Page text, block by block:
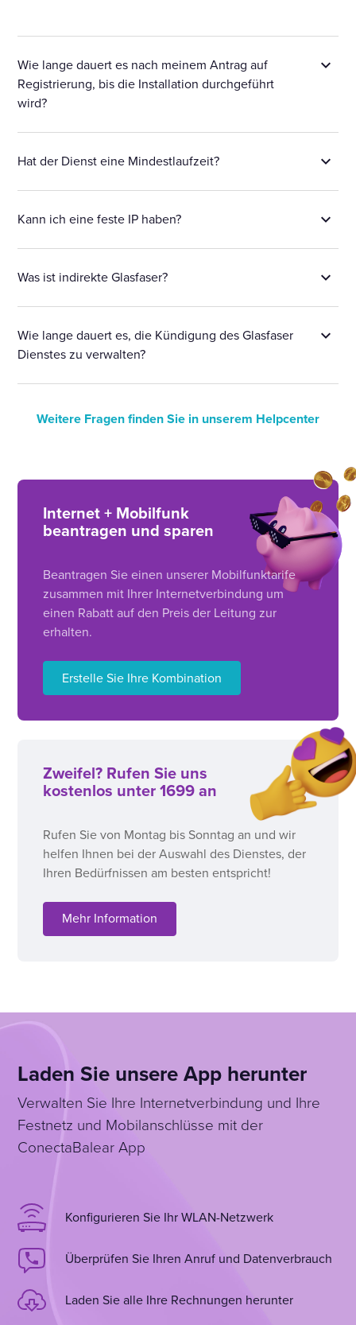
Wie lange dauert es nach meinem Antrag auf
Registrierung, bis die Installation durchgeführt
wird?
Hat der Dienst eine Mindestlaufzeit?
Kann ich eine feste IP haben?
Was ist indirekte Glasfaser?
Wie lange dauert es, die Kündigung des Glasfaser
Dienstes zu verwalten?
Weitere Fragen finden Sie in unserem Helpcenter
Internet + Mobilfunk
beantragen und sparen
Beantragen Sie einen unserer Mobilfunktarife
zusammen mit Ihrer Internetverbindung um
einen Rabatt auf den Preis der Leitung zur
erhalten.
Erstelle Sie Ihre Kombination
Zweifel? Rufen Sie uns
kostenlos unter 1699 an
Rufen Sie von Montag bis Sonntag an und wir
helfen Ihnen bei der Auswahl des Dienstes, der
Ihren Bedürfnissen am besten entspricht!
Mehr Information
Laden Sie unsere App herunter
Verwalten Sie Ihre Internetverbindung und Ihre
Festnetz und Mobilanschlüsse mit der
ConectaBalear App
Konfigurieren Sie Ihr WLAN-Netzwerk
Überprüfen Sie Ihren Anruf und Datenverbrauch
Laden Sie alle Ihre Rechnungen herunter